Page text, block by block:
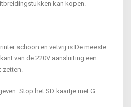
kan kopen.
schoon en vetvrij is.De meeste
van de 220V aansluiting een
Stop het SD kaartje met G